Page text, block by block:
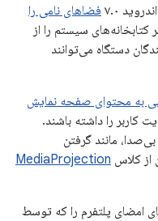
۷.۰
فضاهای نامی را
کتابخانه‌های سیستم را از
دستگاه می‌توانند
به محتوای صفحه نمایش
کاربر را داشته باشند.
مانند گرفتن
از کلاس MediaProjection
امضای پلتفرم را که توسط